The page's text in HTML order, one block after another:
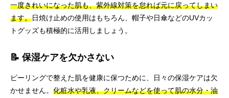
一度きれいになった肌も、紫外線対策を怠れば元に戻ってしまい
ます。日焼け止めの使用はもちろん、帽子や日傘などのUVカッ
トグッズも積極的に活用しましょう。
📝 保湿ケアを欠かさない
ピーリングで整えた肌を健康に保つために、日々の保湿ケアは欠
かせません。 化粧水や乳液、クリームなどを使って肌の水分・油